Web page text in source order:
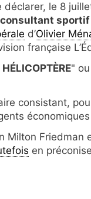
déclarer, le 8
d’Olivier
française
"
consistant,
Milton Friedman
en